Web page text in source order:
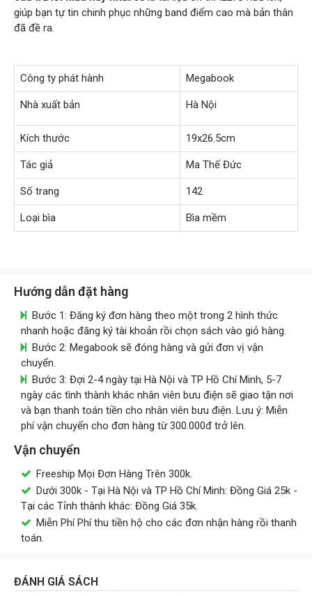
giúp bạn tự tin chinh phục những band điểm cao mà bản thân
đã đề ra.
Công ty phát hành Megabook
Nhà xuất bản Hà Nội
Kích thước 19x26.5cm
Tác giả Ma Thế Đức
Số trang 142
Loại bìa Bìa mềm
Hướng dẫn đặt hàng
Bước 1: Đăng ký đơn hàng theo một trong 2 hình thức
nhanh hoặc đăng ký tài khoản rồi chọn sách vào giỏ hàng.
Bước 2: Megabook sẽ đóng hàng và gửi đơn vị vận
chuyển.
Bước 3: Đợi 2-4 ngày tại Hà Nội và TP Hồ Chí Minh, 5-7
ngày các tình thành khác nhân viên bưu điện sẽ giao tận nơi
và bạn thanh toán tiền cho nhân viên bưu điện. Lưu ý: Miễn
phí vận chuyển cho đơn hàng từ 300.000đ trở lên.
Vận chuyển
Freeship Mọi Đơn Hàng Trên 300k.
Dưới 300k - Tại Hà Nội và TP Hồ Chí Minh: Đồng Giá 25k -
Tại các Tỉnh thành khác: Đồng Giá 35k.
Miễn Phí Phí thu tiền hộ cho các đơn nhận hàng rồi thanh
toán.
ĐÁNH GIÁ SÁCH